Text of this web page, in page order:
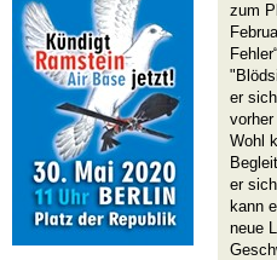
zum
er
Wohl
er
kann
neue